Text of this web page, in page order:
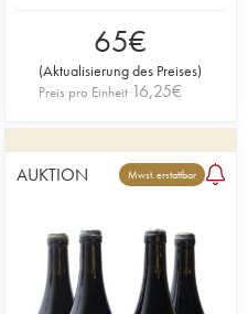
65€
(Aktualisierung des Preises)
Preis pro Einheit 16,25€
AUKTION Mwst. erstattbar